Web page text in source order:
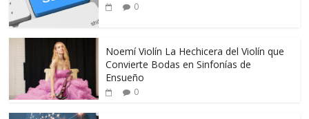
0
Noemí Violín La Hechicera del Violín que
Convierte Bodas en Sinfonías de
Ensueño
0